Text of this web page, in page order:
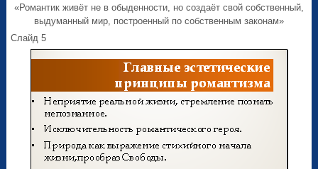
«Романтик живёт не в обыденности, но создаёт свой собственный,
выдуманный мир, построенный по собственным законам»
Слайд 5